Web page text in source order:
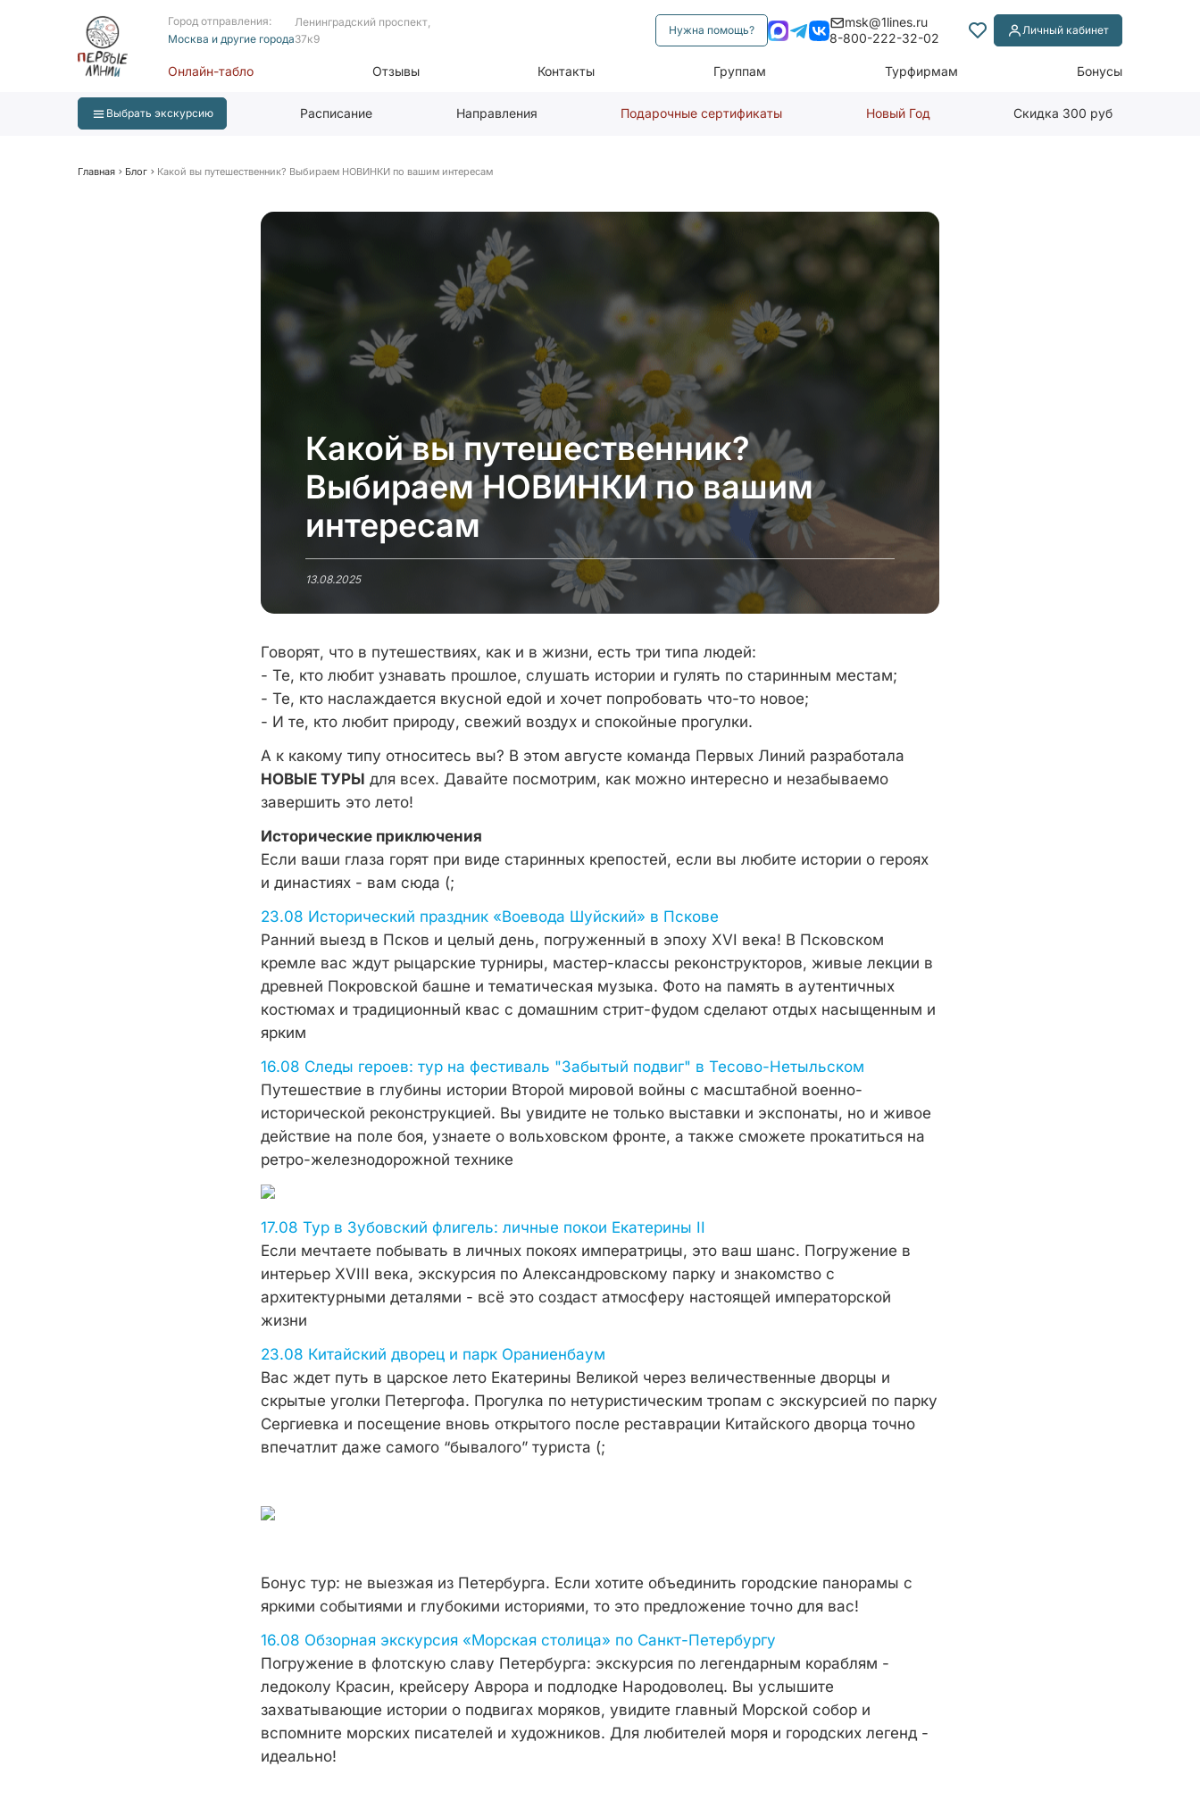
Город отправления:
Москва и другие города
Ленинградский проспект,
37к9
Нужна помощь?
msk@1lines.ru
8-800-222-32-02
Личный кабинет
Онлайн-табло Отзывы Контакты Группам Турфирмам Бонусы
Выбрать экскурсию Расписание Направления Подарочные сертификаты Новый Год Скидка 300 руб
Главная Блог Какой вы путешественник? Выбираем НОВИНКИ по вашим интересам
Какой вы путешественник?
Выбираем НОВИНКИ по вашим
интересам
13.08.2025
Говорят, что в путешествиях, как и в жизни, есть три типа людей:
- Те, кто любит узнавать прошлое, слушать истории и гулять по старинным местам;
- Те, кто наслаждается вкусной едой и хочет попробовать что-то новое;
- И те, кто любит природу, свежий воздух и спокойные прогулки.
А к какому типу относитесь вы? В этом августе команда Первых Линий разработала
НОВЫЕ ТУРЫ для всех. Давайте посмотрим, как можно интересно и незабываемо
завершить это лето!
Исторические приключения
Если ваши глаза горят при виде старинных крепостей, если вы любите истории о героях
и династиях - вам сюда (;
23.08 Исторический праздник «Воевода Шуйский» в Пскове
Ранний выезд в Псков и целый день, погруженный в эпоху XVI века! В Псковском
кремле вас ждут рыцарские турниры, мастер-классы реконструкторов, живые лекции в
древней Покровской башне и тематическая музыка. Фото на память в аутентичных
костюмах и традиционный квас с домашним стрит-фудом сделают отдых насыщенным и
ярким
16.08 Следы героев: тур на фестиваль "Забытый подвиг" в Тесово-Нетыльском
Путешествие в глубины истории Второй мировой войны с масштабной военно-
исторической реконструкцией. Вы увидите не только выставки и экспонаты, но и живое
действие на поле боя, узнаете о вольховском фронте, а также сможете прокатиться на
ретро-железнодорожной технике
17.08 Тур в Зубовский флигель: личные покои Екатерины II
Если мечтаете побывать в личных покоях императрицы, это ваш шанс. Погружение в
интерьер XVIII века, экскурсия по Александровскому парку и знакомство с
архитектурными деталями - всё это создаст атмосферу настоящей императорской
жизни
23.08 Китайский дворец и парк Ораниенбаум
Вас ждет путь в царское лето Екатерины Великой через величественные дворцы и
скрытые уголки Петергофа. Прогулка по нетуристическим тропам с экскурсией по парку
Сергиевка и посещение вновь открытого после реставрации Китайского дворца точно
впечатлит даже самого “бывалого” туриста (;
Бонус тур: не выезжая из Петербурга. Если хотите объединить городские панорамы с
яркими событиями и глубокими историями, то это предложение точно для вас!
16.08 Обзорная экскурсия «Морская столица» по Санкт-Петербургу
Погружение в флотскую славу Петербурга: экскурсия по легендарным кораблям -
ледоколу Красин, крейсеру Аврора и подлодке Народоволец. Вы услышите
захватывающие истории о подвигах моряков, увидите главный Морской собор и
вспомните морских писателей и художников. Для любителей моря и городских легенд -
идеально!